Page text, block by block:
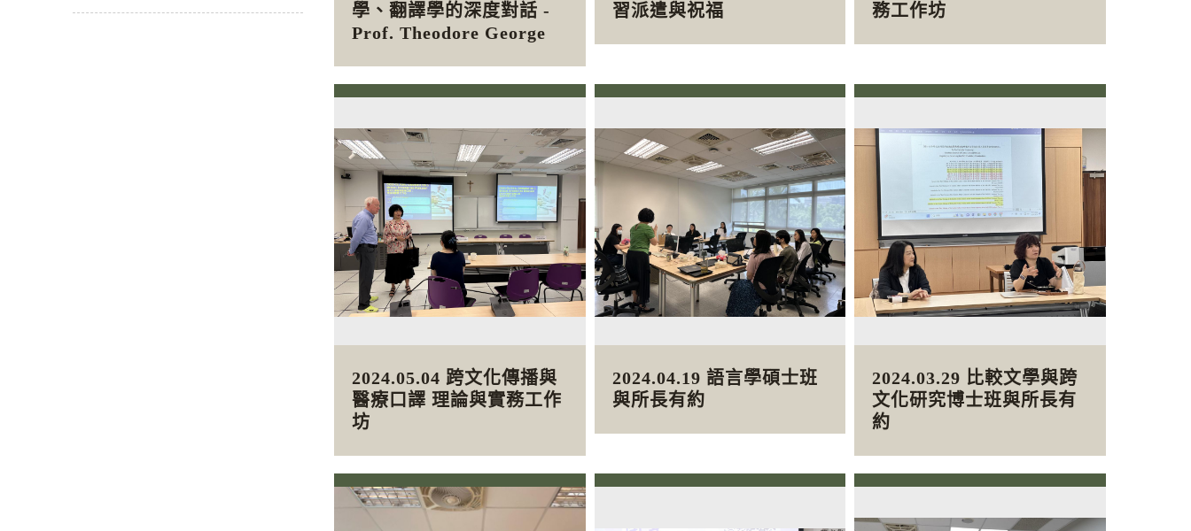
學、翻譯學的深度對話 -
Prof. Theodore George
習派遣與祝福
務工作坊
2024.05.04 跨文化傳播與
醫療口譯 理論與實務工作
坊
2024.04.19 語言學碩士班
與所長有約
2024.03.29 比較文學與跨
文化研究博士班與所長有
約